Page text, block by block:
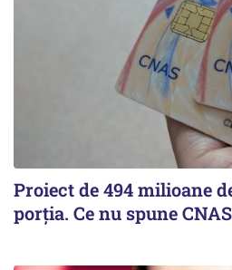
Proiect de 494 milioane
porția. Ce nu spune